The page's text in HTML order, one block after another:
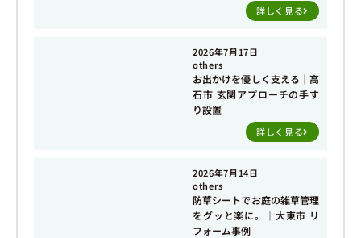
詳しく見る
2026年7月17日
others
お出かけを優しく支える｜高
石市 玄関アプローチの手す
り設置
詳しく見る
2026年7月14日
others
防草シートでお庭の雑草管理
をグッと楽に。｜大東市 リ
フォーム事例